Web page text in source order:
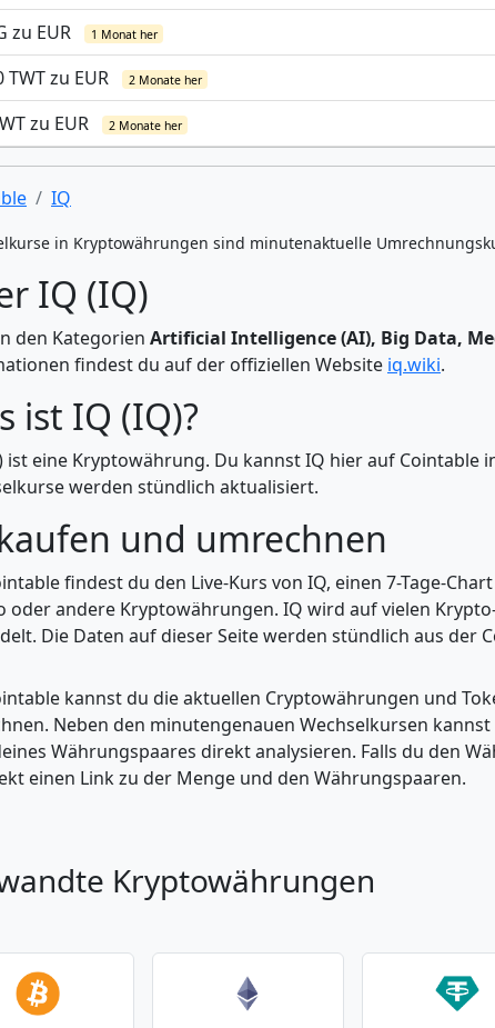
zu EUR 1 Monat her
TWT zu EUR 2 Monate her
zu EUR 2 Monate her
IQ
in Kryptowährungen sind minutenaktuelle
IQ (IQ)
den Kategorien Artificial Intelligence (AI), Big Data,
findest du auf der offiziellen Website iq.wiki.
ist IQ (IQ)?
ist eine Kryptowährung. Du kannst IQ hier auf
werden stündlich aktualisiert.
und umrechnen
findest du den Live-Kurs von IQ, einen 7-Tage-
oder andere Kryptowährungen. IQ wird auf vielen
Die Daten auf dieser Seite werden stündlich aus der
kannst du die aktuellen Cryptowährungen und
Neben den minutengenauen Wechselkursen
Währungspaares direkt analysieren. Falls du den
einen Link zu der Menge und den Währungspaaren.
Kryptowährungen